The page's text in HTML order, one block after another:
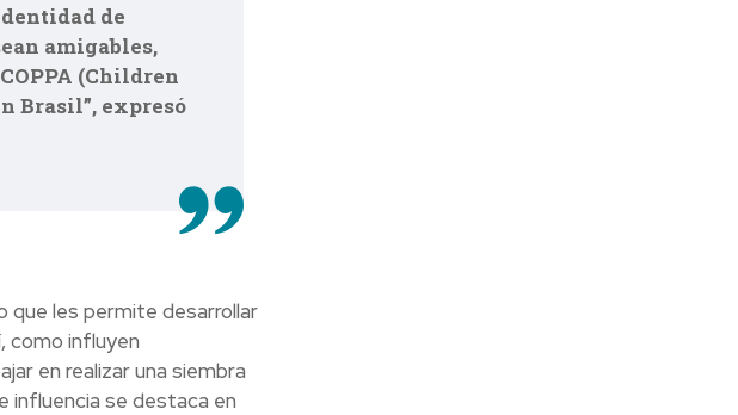
de
amigables,
(Children
Brasil”, expresó
que les permite desarrollar
como influyen
en realizar una siembra
influencia se destaca en